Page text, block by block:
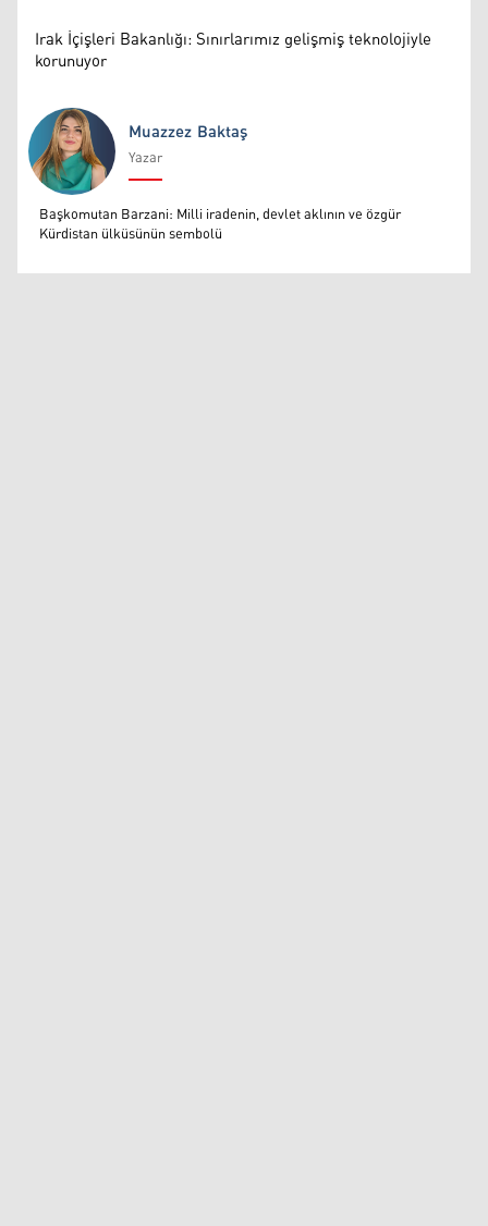
Irak İçişleri Bakanlığı: Sınırlarımız gelişmiş teknolojiyle
korunuyor
Muazzez Baktaş
Muazzez Baktaş
Yazar
Başkomutan Barzani: Milli iradenin, devlet aklının ve özgür
Kürdistan ülküsünün sembolü